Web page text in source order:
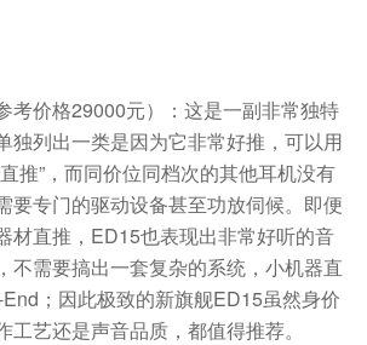
参考价格29000元）：这是一副非常独特
独列出一类是因为它非常好推，可以用
推”，而同价位同档次的其他耳机没有
要专门的驱动设备甚至功放伺候。即便
材直推，ED15也表现出非常好听的音
不需要搞出一套复杂的系统，小机器直
；因此极致的新旗舰ED15虽然身价
艺还是声音品质，都值得推荐。